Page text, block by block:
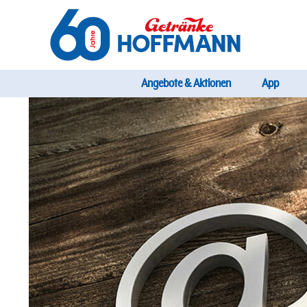
Startseite Getränke Hoffmann
Angebote & Aktionen App